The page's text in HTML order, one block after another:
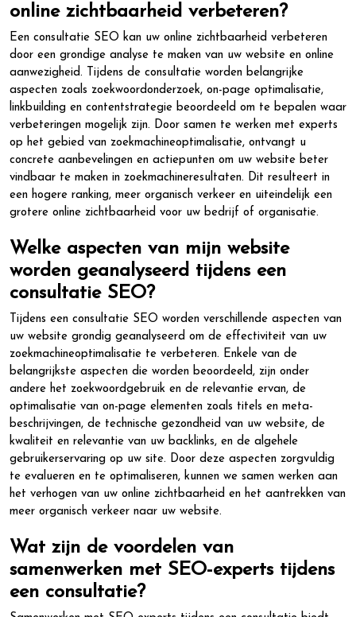
online zichtbaarheid verbeteren?
Een consultatie SEO kan uw online zichtbaarheid verbeteren
door een grondige analyse te maken van uw website en online
aanwezigheid. Tijdens de consultatie worden belangrijke
aspecten zoals zoekwoordonderzoek, on-page optimalisatie,
linkbuilding en contentstrategie beoordeeld om te bepalen waar
verbeteringen mogelijk zijn. Door samen te werken met experts
op het gebied van zoekmachineoptimalisatie, ontvangt u
concrete aanbevelingen en actiepunten om uw website beter
vindbaar te maken in zoekmachineresultaten. Dit resulteert in
een hogere ranking, meer organisch verkeer en uiteindelijk een
grotere online zichtbaarheid voor uw bedrijf of organisatie.
Welke aspecten van mijn website
worden geanalyseerd tijdens een
consultatie SEO?
Tijdens een consultatie SEO worden verschillende aspecten van
uw website grondig geanalyseerd om de effectiviteit van uw
zoekmachineoptimalisatie te verbeteren. Enkele van de
belangrijkste aspecten die worden beoordeeld, zijn onder
andere het zoekwoordgebruik en de relevantie ervan, de
optimalisatie van on-page elementen zoals titels en meta-
beschrijvingen, de technische gezondheid van uw website, de
kwaliteit en relevantie van uw backlinks, en de algehele
gebruikerservaring op uw site. Door deze aspecten zorgvuldig
te evalueren en te optimaliseren, kunnen we samen werken aan
het verhogen van uw online zichtbaarheid en het aantrekken van
meer organisch verkeer naar uw website.
Wat zijn de voordelen van
samenwerken met SEO-experts tijdens
een consultatie?